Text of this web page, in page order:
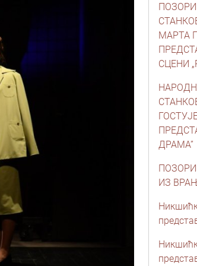
МАРТА
СЦЕНИ
ДРАМА”
ИЗ